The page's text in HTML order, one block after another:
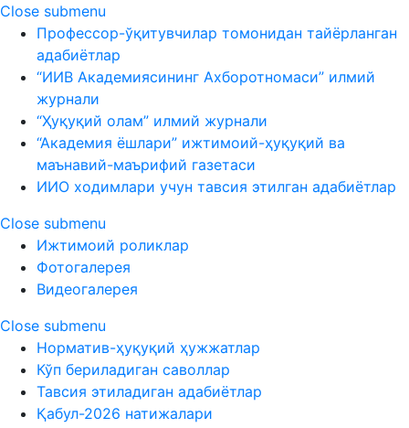
Close submenu
Профессор-ўқитувчилар томонидан тайёрланган
адабиётлар
“ИИВ Академиясининг Ахборотномаси” илмий
журнали
“Ҳуқуқий олам” илмий журнали
“Академия ёшлари” ижтимоий-ҳуқуқий ва
маънавий-маърифий газетаси
ИИО ходимлари учун тавсия этилган адабиётлар
Close submenu
Ижтимоий роликлар
Фотогалерея
Видеогалерея
Close submenu
Норматив-ҳуқуқий ҳужжатлар
Кўп бериладиган саволлар
Тавсия этиладиган адабиётлар
Қабул-2026 натижалари